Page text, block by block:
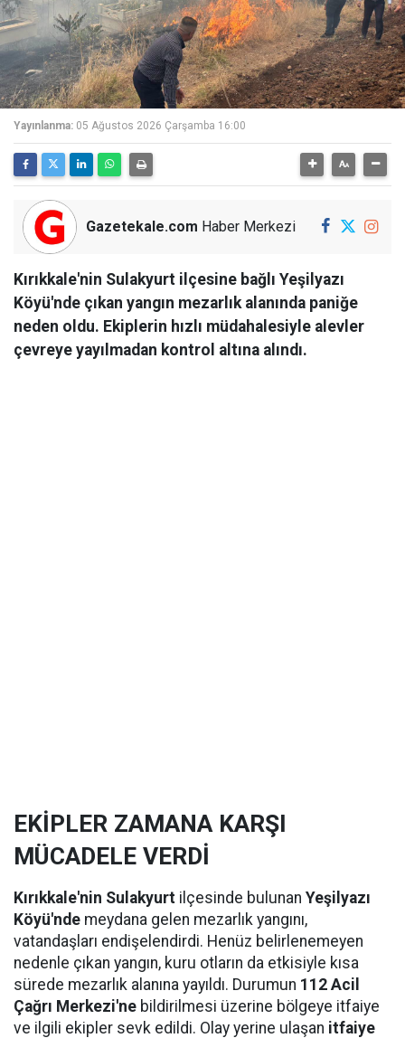
Yayınlanma: 05 Ağustos 2026 Çarşamba 16:00
Gazetekale.com Haber Merkezi
Kırıkkale'nin Sulakyurt ilçesine bağlı Yeşilyazı
Köyü'nde çıkan yangın mezarlık alanında paniğe
neden oldu. Ekiplerin hızlı müdahalesiyle alevler
çevreye yayılmadan kontrol altına alındı.
EKİPLER ZAMANA KARŞI
MÜCADELE VERDİ
Kırıkkale'nin Sulakyurt ilçesinde bulunan Yeşilyazı
Köyü'nde meydana gelen mezarlık yangını,
vatandaşları endişelendirdi. Henüz belirlenemeyen
nedenle çıkan yangın, kuru otların da etkisiyle kısa
sürede mezarlık alanına yayıldı. Durumun 112 Acil
Çağrı Merkezi'ne bildirilmesi üzerine bölgeye itfaiye
ve ilgili ekipler sevk edildi. Olay yerine ulaşan itfaiye